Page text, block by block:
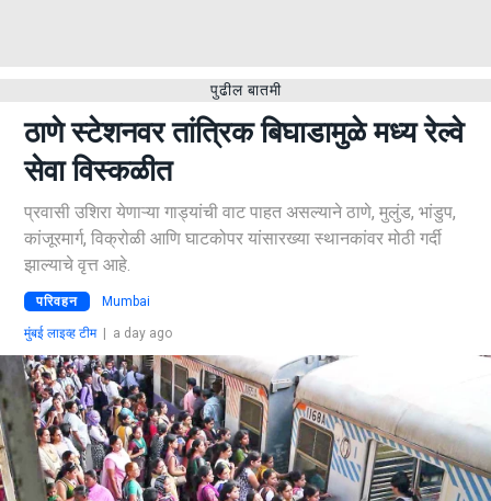
पुढील बातमी
ठाणे स्टेशनवर तांत्रिक बिघाडामुळे मध्य रेल्वे
सेवा विस्कळीत
प्रवासी उशिरा येणाऱ्या गाड्यांची वाट पाहत असल्याने ठाणे, मुलुंड, भांडुप,
कांजूरमार्ग, विक्रोळी आणि घाटकोपर यांसारख्या स्थानकांवर मोठी गर्दी
झाल्याचे वृत्त आहे.
परिवहन Mumbai
मुंबई लाइव्ह टीम| a day ago